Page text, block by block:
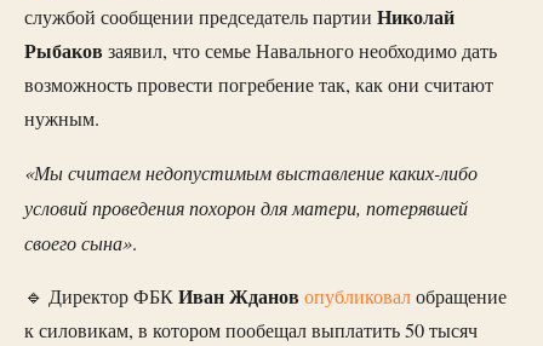
службой сообщении председатель партии Николай
Рыбаков заявил, что семье Навального необходимо дать
возможность провести погребение так, как они считают
нужным.
«Мы считаем недопустимым выставление каких-либо
условий проведения похорон для матери, потерявшей
своего сына».
🔹 Директор ФБКИван Жданов опубликовалобращение
к силовикам, в котором пообещал выплатить 50 тысяч